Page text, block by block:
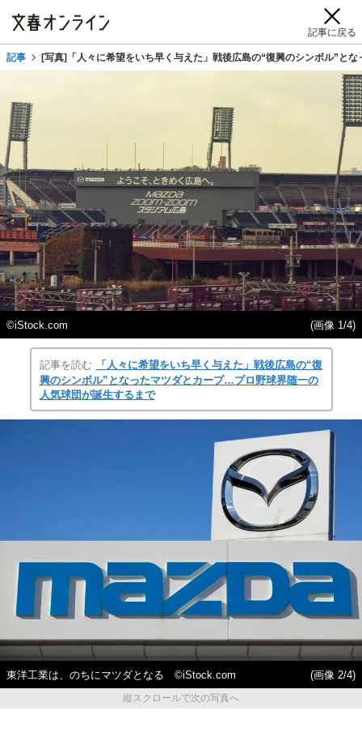
記事に戻る
記事 [写真]「人々に希望をいち早く与えた」戦後広島の“復興のシンボル”と
©iStock.com (画像 1/4)
記事を読む
「人々に希望をいち早く与えた」戦後広島の“復
興のシンボル”となったマツダとカープ…プロ野球界随一の
人気球団が誕生するまで
東洋工業は、のちにマツダとなる ©iStock.com
(画像 2/4)
縦スクロールで次の写真へ